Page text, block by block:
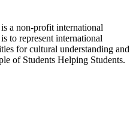
a non-profit international
to represent international
for cultural understanding and
of Students Helping Students.